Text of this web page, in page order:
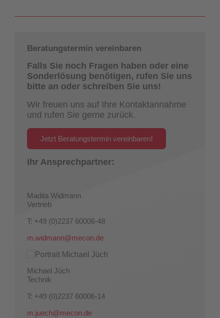
Beratungstermin vereinbaren
Falls Sie noch Fragen haben oder eine
Sonderlösung benötigen, rufen Sie uns
bitte an oder schreiben Sie uns!
Wir freuen uns auf Ihre Kontaktannahme
und rufen Sie gerne zurück.
Jetzt Beratungstermin vereinbaren!
Ihr Ansprechpartner:
Madita Widmann
Vertrieb
T: +49 (0)2237 60006-48
m.widmann@mecon.de
Michael Jüch
Technik
T: +49 (0)2237 60006-14
m.juech@mecon.de